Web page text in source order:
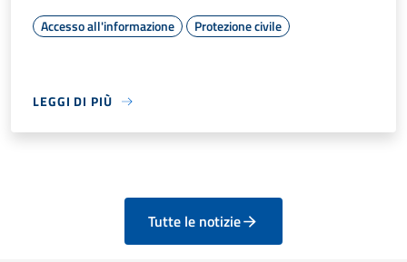
Accesso all'informazione Protezione civile
LEGGI DI PIÙ
Tutte le notizie